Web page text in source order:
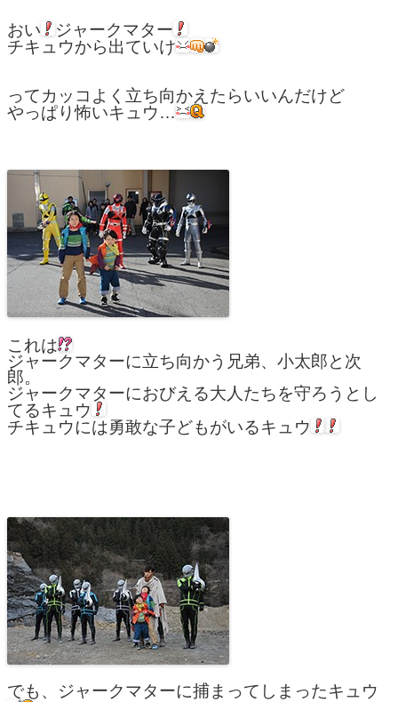
おい
ジャークマター
チキュウから出ていけ
ってカッコよく立ち向かえたらいいんだけど
やっぱり怖いキュウ…
これは
ジャークマターに立ち向かう兄弟、小太郎と次
郎。
ジャークマターにおびえる大人たちを守ろうとし
てるキュウ
チキュウには勇敢な子どもがいるキュウ
でも、ジャークマターに捕まってしまったキュウ